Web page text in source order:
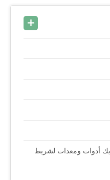
أدوات ومعدات لشريط